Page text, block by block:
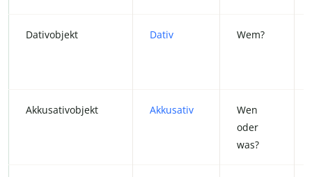
Dativobjekt Dativ Wem?
Akkusativobjekt Akkusativ
Wen
oder
was?